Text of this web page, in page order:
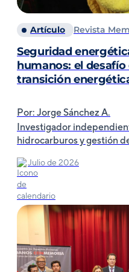
Artículo Revista
Seguridad
humanos: el
transición
Por: Jorge Sánchez A.
Investigador
hidrocarburos y gestión
Julio de 2026